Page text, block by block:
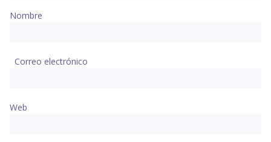
Nombre
Correo electrónico
Web